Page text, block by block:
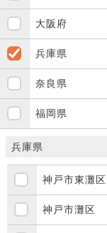
大阪府
兵庫県
奈良県
福岡県
兵庫県
神戸市東灘区
神戸市灘区